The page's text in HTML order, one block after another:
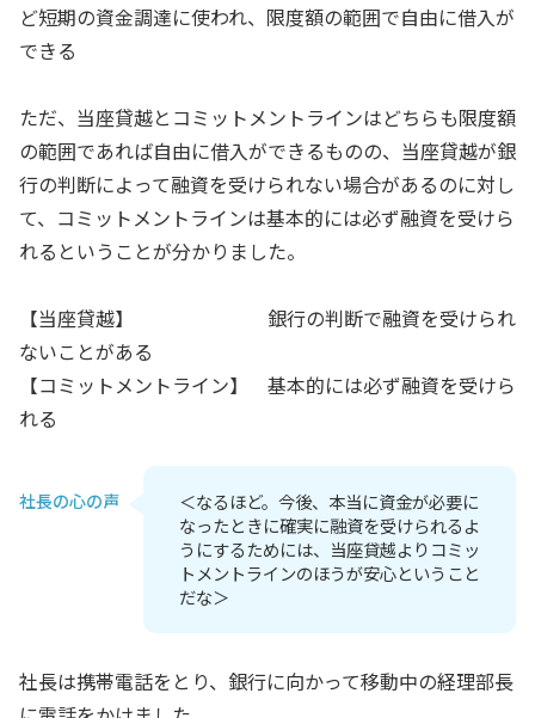
ど短期の資金調達に使われ、限度額の範囲で自由に借入が
できる
ただ、当座貸越とコミットメントラインはどちらも限度額
の範囲であれば自由に借入ができるものの、当座貸越が銀
行の判断によって融資を受けられない場合があるのに対し
て、コミットメントラインは基本的には必ず融資を受けら
れるということが分かりました。
【当座貸越】 銀行の判断で融資を受けられ
ないことがある
【コミットメントライン】 基本的には必ず融資を受けら
れる
社長の心の声
＜なるほど。今後、本当に資金が必要に
なったときに確実に融資を受けられるよ
うにするためには、当座貸越よりコミッ
トメントラインのほうが安心ということ
だな＞
社長は携帯電話をとり、銀行に向かって移動中の経理部長